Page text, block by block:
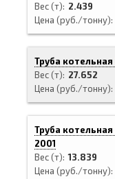
Вес (т)
2.439
Цена (руб./тонну)
Труба котельная
Вес (т)
27.652
Цена (руб./тонну)
Труба котельная
2001
Вес (т) 13.839
Цена (руб./тонну)